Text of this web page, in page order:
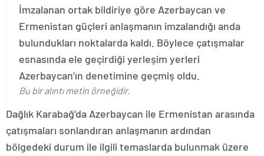
İmzalanan ortak bildiriye göre Azerbaycan ve
Ermenistan güçleri anlaşmanın imzalandığı anda
bulundukları noktalarda kaldı. Böylece çatışmalar
esnasında ele geçirdiği yerleşim yerleri
Azerbaycan’ın denetimine geçmiş oldu.
Bu bir alıntı metin örneğidir.
Dağlık Karabağ’da Azerbaycan ile Ermenistan arasında
çatışmaları sonlandıran anlaşmanın ardından
bölgedeki durum ile ilgili temaslarda bulunmak üzere